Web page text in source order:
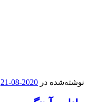
نوشته‌شده در 2020-08-21